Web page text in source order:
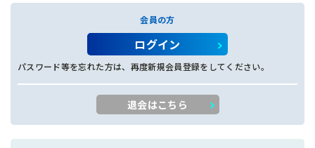
会員の方
ログイン
パスワード等を忘れた方は、再度新規会員登録をしてください。
退会はこちら